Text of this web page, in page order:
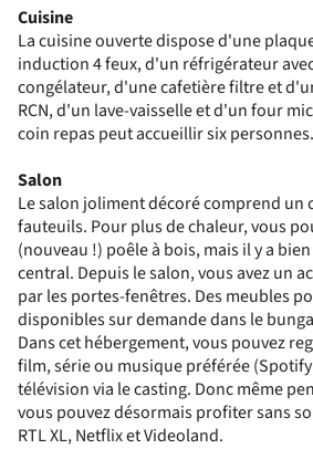
Cuisine
La cuisine ouverte dispose d'une
induction 4 feux, d'un réfrigérateur
congélateur, d'une cafetière filtre et
RCN, d'un lave-vaisselle et d'un four
coin repas peut accueillir six personnes.
Salon
Le salon joliment décoré comprend un
fauteuils. Pour plus de chaleur, vous
(nouveau !) poêle à bois, mais il y a
central. Depuis le salon, vous avez un
par les portes-fenêtres. Des meubles
disponibles sur demande dans le
Dans cet hébergement, vous pouvez
film, série ou musique préférée
télévision via le casting. Donc même
vous pouvez désormais profiter sans
RTL XL, Netflix et Videoland.